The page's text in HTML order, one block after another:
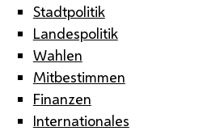
Stadtpolitik
Landespolitik
Wahlen
Mitbestimmen
Finanzen
Internationales